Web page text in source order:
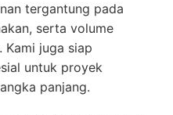
tergantung pada
serta volume
juga siap
untuk proyek
panjang.